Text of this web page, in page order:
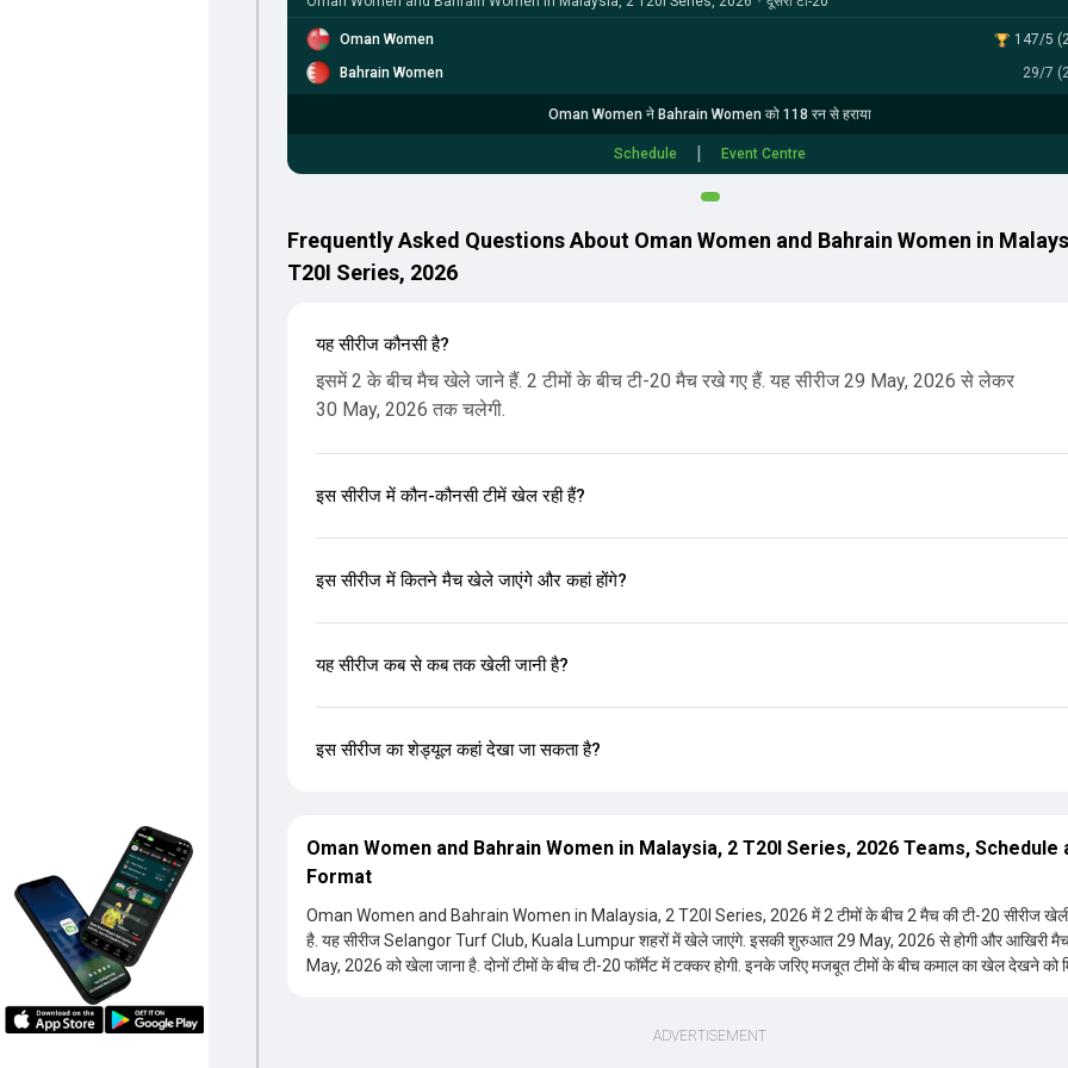
Oman Women
147/5
Bahrain Women
29/7
Oman Women ने Bahrain Women को 118 रन से हराया
Schedule | Event Centre
Frequently Asked Questions About Oman Women and Bahrain Women in
T20I Series, 2026
यह सीरीज कौनसी है?
इसमें 2 के बीच मैच खेले जाने हैं. 2 टीमों के बीच टी-20 मैच रखे गए हैं. यह सीरीज 29 May, 2026 से लेकर
30 May, 2026 तक चलेगी.
इस सीरीज में कौन-कौनसी टीमें खेल रही हैं?
इस सीरीज में कितने मैच खेले जाएंगे और कहां होंगे?
यह सीरीज कब से कब तक खेली जानी है?
इस सीरीज का शेड्यूल कहां देखा जा सकता है?
Oman Women and Bahrain Women in Malaysia, 2 T20I Series, 2026 Teams, Schedule
Format
Oman Women and Bahrain Women in Malaysia, 2 T20I Series, 2026 में 2 टीमों के बीच 2 मैच की टी-20 सीरीज
है. यह सीरीज Selangor Turf Club, Kuala Lumpur शहरों में खेले जाएंगे. इसकी शुरुआत 29 May, 2026 से होगी और आखिरी मैच 30
May, 2026 को खेला जाना है. दोनों टीमों के बीच टी-20 फॉर्मेट में टक्कर होगी. इनके जरिए मजबूत टीमों के बीच कमाल का खेल देखने को
इस सीरीज से जुड़ी सारी जानकारी आपको यहां मिलेगी. इनमें सीरीज, वेन्यू, पिच, स्टेडियम का इतिहास, हेड टू हेड आंकड़े, खिलाड़ियों,